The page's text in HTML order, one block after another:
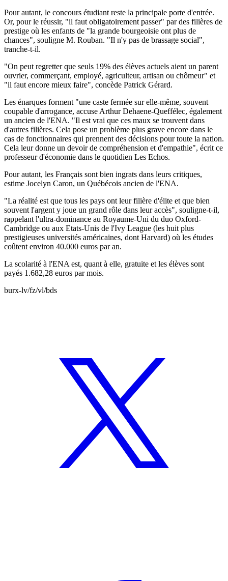
Pour autant, le concours étudiant reste la principale porte d'entrée.
Or, pour le réussir, "il faut obligatoirement passer" par des filières de
prestige où les enfants de "la grande bourgeoisie ont plus de
chances", souligne M. Rouban. "Il n'y pas de brassage social",
tranche-t-il.
"On peut regretter que seuls 19% des élèves actuels aient un parent
ouvrier, commerçant, employé, agriculteur, artisan ou chômeur" et
"il faut encore mieux faire", concède Patrick Gérard.
Les énarques forment "une caste fermée sur elle-même, souvent
coupable d'arrogance, accuse Arthur Dehaene-Queffélec, également
un ancien de l'ENA. "Il est vrai que ces maux se trouvent dans
d'autres filières. Cela pose un problème plus grave encore dans le
cas de fonctionnaires qui prennent des décisions pour toute la nation.
Cela leur donne un devoir de compréhension et d'empathie", écrit ce
professeur d'économie dans le quotidien Les Echos.
Pour autant, les Français sont bien ingrats dans leurs critiques,
estime Jocelyn Caron, un Québécois ancien de l'ENA.
"La réalité est que tous les pays ont leur filière d'élite et que bien
souvent l'argent y joue un grand rôle dans leur accès", souligne-t-il,
rappelant l'ultra-dominance au Royaume-Uni du duo Oxford-
Cambridge ou aux Etats-Unis de l'Ivy League (les huit plus
prestigieuses universités américaines, dont Harvard) où les études
coûtent environ 40.000 euros par an.
La scolarité à l'ENA est, quant à elle, gratuite et les élèves sont
payés 1.682,28 euros par mois.
burx-lv/fz/vl/bds